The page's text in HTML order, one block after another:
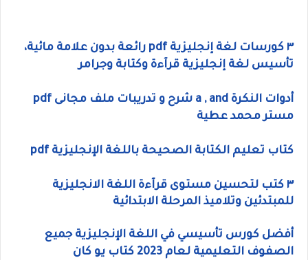
٣ كورسات لغة إنجليزية pdf رائعة بدون علامة مائية،
تأسيس لغة إنجليزية قرآءة وكتابة وجرامر
أدوات النكرة a , and شرح و تدريبات ملف مجانى pdf
مستر محمد عطية
كتاب تعليم الكتابة الصحيحة باللغة الإنجليزية pdf
٣ كتب لتحسين مستوى قرآءة اللغة الانجليزية
للمبتدئين وتلاميذ المرحلة الابتدائية
أفضل كورس تأسيسي في اللغة الإنجليزية جميع
الصفوف التعليمية لعام 2023 كتاب يو كان